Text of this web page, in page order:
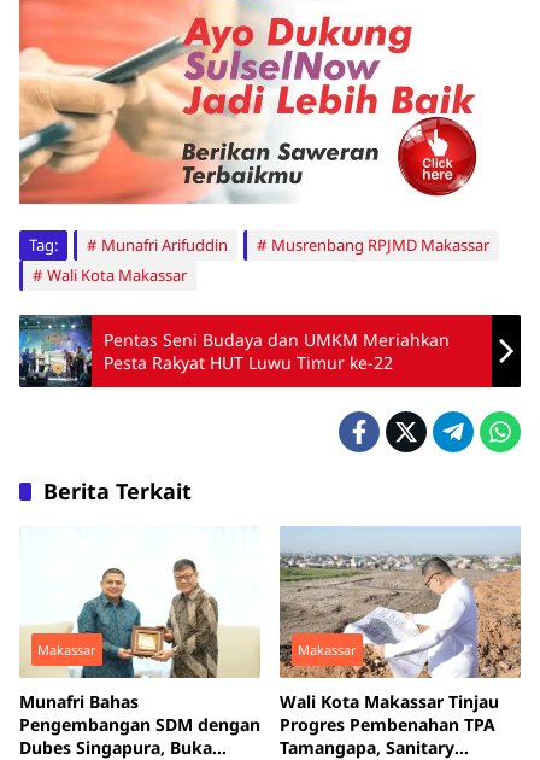
Tag: Munafri Arifuddin
Musrenbang RPJMD Makassar
Wali Kota Makassar
Pentas Seni Budaya dan UMKM Meriahkan
Pesta Rakyat HUT Luwu Timur ke-22
Berita Terkait
Makassar
Munafri Bahas
Pengembangan SDM dengan
Dubes Singapura, Buka
Makassar
Wali Kota Makassar Tinjau
Progres Pembenahan TPA
Tamangapa, Sanitary